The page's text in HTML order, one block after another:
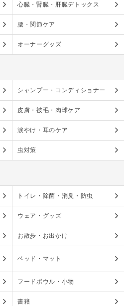
心臓・腎臓・肝臓デトックス
腰・関節ケア
オーナーグッズ
シャンプー・コンディショナー
皮膚・被毛・肉球ケア
涙やけ・耳のケア
虫対策
トイレ・除菌・消臭・防虫
ウェア・グッズ
お散歩・お出かけ
ベッド・マット
フードボウル・小物
書籍